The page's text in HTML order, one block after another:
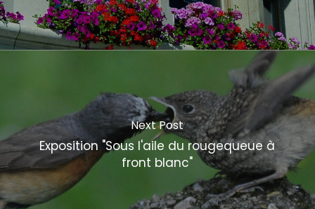
Next Post
Exposition "Sous l'aile du rougequeue à
front blanc"